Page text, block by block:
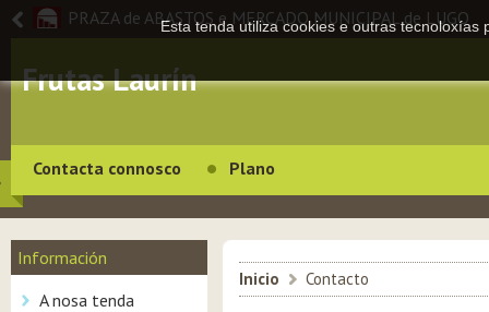
PRAZA de ABASTOS e MERCADO MUNICIPAL de LUGO
Frutas Laurín
Contacta connosco Plano
Información
A nosa tenda
Inicio > Contacto
Esta tenda utiliza cookies e outras